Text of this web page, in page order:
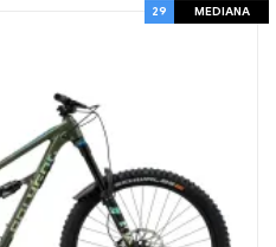
29 MEDIANA